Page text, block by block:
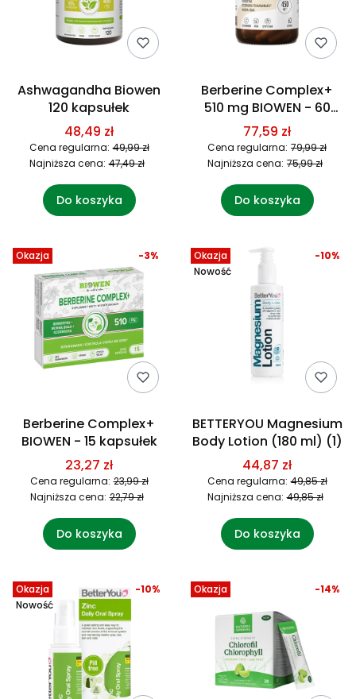
Ashwagandha Biowen
120 kapsułek
48,49 zł
Cena regularna: 49,99 zł
Najniższa cena: 47,49 zł
Do koszyka
Berberine Complex+
510 mg BIOWEN - 60
kapsułek
77,59 zł
Cena regularna: 79,99 zł
Najniższa cena: 75,99 zł
Do koszyka
Okazja
Berberine Complex+
BIOWEN - 15 kapsułek
23,27 zł
Cena regularna: 23,99 zł
-3%
Najniższa cena: 22,79 zł
Do koszyka
Okazja
Nowość
BETTERYOU Magnesium
Body Lotion (180 ml) (1)
44,87 zł
Cena regularna: 49,85 zł
-10%
Najniższa cena: 49,85 zł
Do koszyka
Okazja
Nowość
-10% Okazja -14%